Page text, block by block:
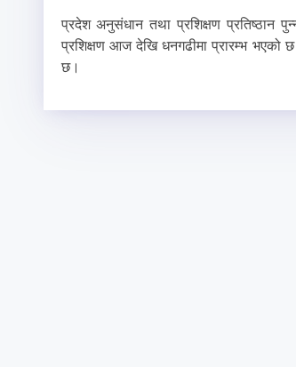
प्रदेश अनुसंधान तथा प्रशिक्षण प्रतिष्ठान
प्रशिक्षण आज देखि धनगढीमा प्रारम्भ भएको
छ।